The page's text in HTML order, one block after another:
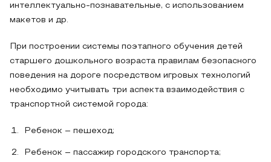
интеллектуально-познавательные, с использованием
макетов и др.
При построении системы поэтапного обучения детей
старшего дошкольного возраста правилам безопасного
поведения на дороге посредством игровых технологий
необходимо учитывать три аспекта взаимодействия с
транспортной системой города:
Ребенок – пешеход;
Ребенок – пассажир городского транспорта;